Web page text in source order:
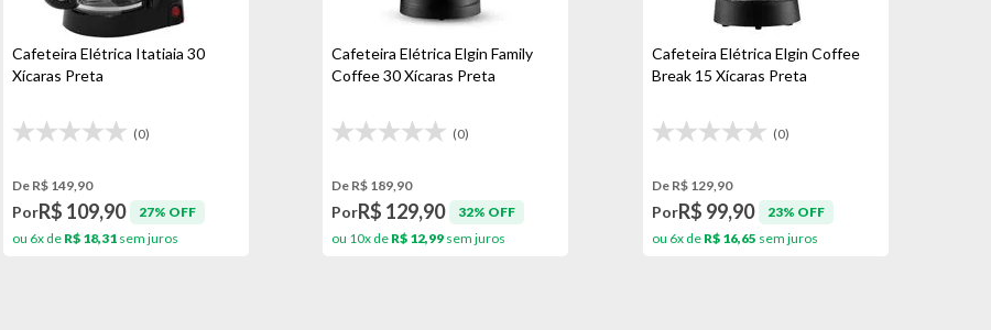
Cafeteira Elétrica Itatiaia 30
Xícaras Preta
(0)
De R$ 149,90
PorR$ 109,90
27% OFF
ou 6x de R$ 18,31sem juros
Cafeteira Elétrica Elgin Family
Coffee 30 Xícaras Preta
(0)
De R$ 189,90
PorR$ 129,90
32% OFF
ou 10x de R$ 12,99 sem juros
Cafeteira Elétrica Elgin Coffee
Break 15 Xícaras Preta
(0)
De R$ 129,90
PorR$ 99,90
23% OFF
ou 6x de R$ 16,65 sem juros